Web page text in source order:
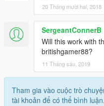
20 Tháng mười hai, 2018
SergeantConnerB
Will this work with
britishgamer88?
11 Tháng sáu, 2019
Tham gia vào cuộc trò
tài khoản để có thể bình luận.